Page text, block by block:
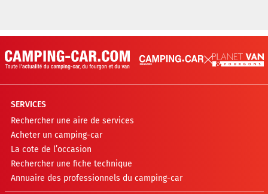
SERVICES
Rechercher une aire de services
Acheter un camping-car
La cote de l’occasion
Rechercher une fiche technique
Annuaire des professionnels du camping-car